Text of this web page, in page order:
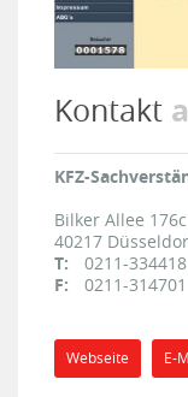
Kontakt
KFZ-
Bilker Allee 176c
40217
T:
0211-334418
F:
0211-314701
Webseite E-